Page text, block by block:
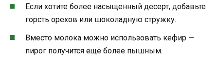
Если хотите более насыщенный десерт, добавьте
горсть орехов или шоколадную стружку.
Вместо молока можно использовать кефир —
пирог получится ещё более пышным.